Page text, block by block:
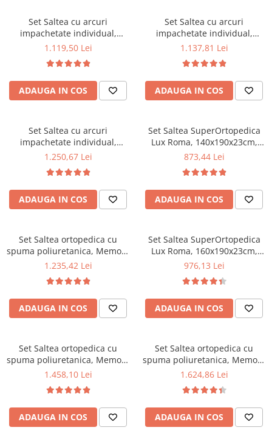
Mese gradinita
Scaune gradinita
Set mese si scaune gradinita
Mobilier copii
Mobila camera copii
Scaune birou pentru copii
Paturi copii
Masa si scaune gradinita
Seturi comode living si dormitor
Set Saltea cu arcuri
impachetate individual,
Pocket Spring Milano,
mediu spre soft, sistem de
aerisire perimetral, Saltex
plus 2 perne matlasate
microfibra 50x70cm, lavabile
1.119,50 Lei
ADAUGA IN COS
Set Saltea cu arcuri
impachetate individual,
Pocket Spring Milano,
mediu spre soft, sistem de
aerisire perimetral, Saltex
plus 2 perne matlasate
microfibra 50x70cm, lavabile
1.137,81 Lei
ADAUGA IN COS
Set Saltea cu arcuri
impachetate individual,
Pocket Spring Milano,
mediu spre soft, sistem de
aerisire perimetral, Saltex
plus 2 perne matlasate
microfibra 50x70cm, lavabile
1.250,67 Lei
ADAUGA IN COS
Set Saltea SuperOrtopedica
Lux Roma, 140x190x23cm,
fermitate tare, cu plasa arcuri
aerisire perimetral, Saltex
plus 2 perne matlasate
microfibra 50x70cm, lavabile
la 60°C
873,44 Lei
ADAUGA IN COS
Set Saltea ortopedica cu
spuma poliuretanica, Memory
Foam 5 cm Paris,
sistem de aerisire perimetral,
Saltex plus 2 perne matlasate
microfibra 50x70cm, lavabile
la 60°C
1.235,42 Lei
ADAUGA IN COS
Set Saltea SuperOrtopedica
Lux Roma, 160x190x23cm,
fermitate tare, cu plasa arcuri
aerisire perimetral, Saltex
plus 2 perne matlasate
microfibra 50x70cm, lavabile
la 60°C
976,13 Lei
ADAUGA IN COS
Set Saltea ortopedica cu
spuma poliuretanica, Memory
Foam 5 cm Paris,
sistem de aerisire perimetral
Saltex plus 2 perne matlasate
microfibra 50x70cm, lavabile
la 60°C
1.458,10 Lei
ADAUGA IN COS
Set Saltea ortopedica cu
spuma poliuretanica, Memory
Foam 5 cm Paris,
sistem de aerisire perimetral
Saltex plus 2 perne matlasate
microfibra 50x70cm, lavabile
la 60°C
1.624,86 Lei
ADAUGA IN COS